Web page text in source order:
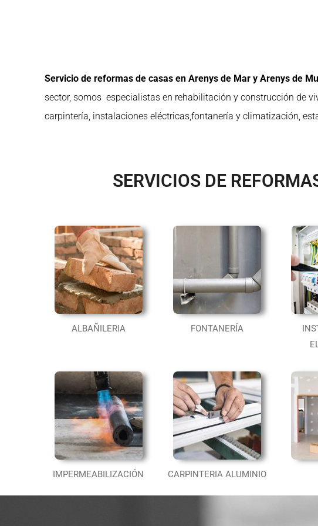
Servicio de reformas de casas en Arenys de Mar y Arenys de
sector, somos especialistas en rehabilitación y construcción de
carpintería, instalaciones eléctricas,fontanería y climatización,
SERVICIOS DE
ALBAÑILERIA FONTANERÍA
IMPERMEABILIZACIÓN CARPINTERIA ALUMINIO